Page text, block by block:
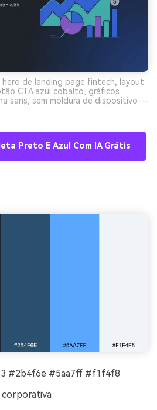
hero de landing page fintech, layout
CTA azul cobalto, gráficos
sans, sem moldura de dispositivo --
Preto E Azul Com IA Grátis
#2b4f6e #5aa7ff #f1f4f8
corporativa